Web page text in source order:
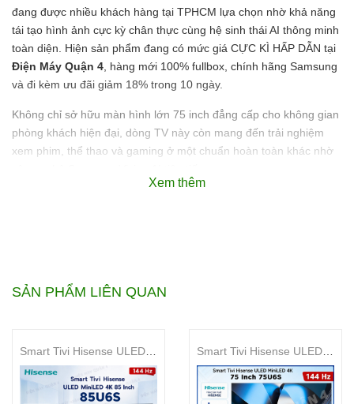
đang được nhiều khách hàng tại TPHCM lựa chọn nhờ khả năng
tái tạo hình ảnh cực kỳ chân thực cùng hệ sinh thái AI thông minh
toàn diện. Hiện sản phẩm đang có mức giá CỰC KÌ HẤP DẪN tại
Điện Máy Quận 4 , hàng mới 100% fullbox, chính hãng Samsung
và đi kèm ưu đãi giảm 18% trong 10 ngày.
Không chỉ sở hữu màn hình lớn 75 inch đẳng cấp cho không gian
phòng khách hiện đại, dòng TV này còn mang đến trải nghiệm
xem phim, thể thao và gaming ở một chuẩn hoàn toàn khác nhờ
MRA75R85HA có phù hợp
cấp không?
Rất phù hợp cho nhu cầu xem phim, gaming và giải trí tại gia
Xem thêm
SẢN PHẨM LIÊN QUAN